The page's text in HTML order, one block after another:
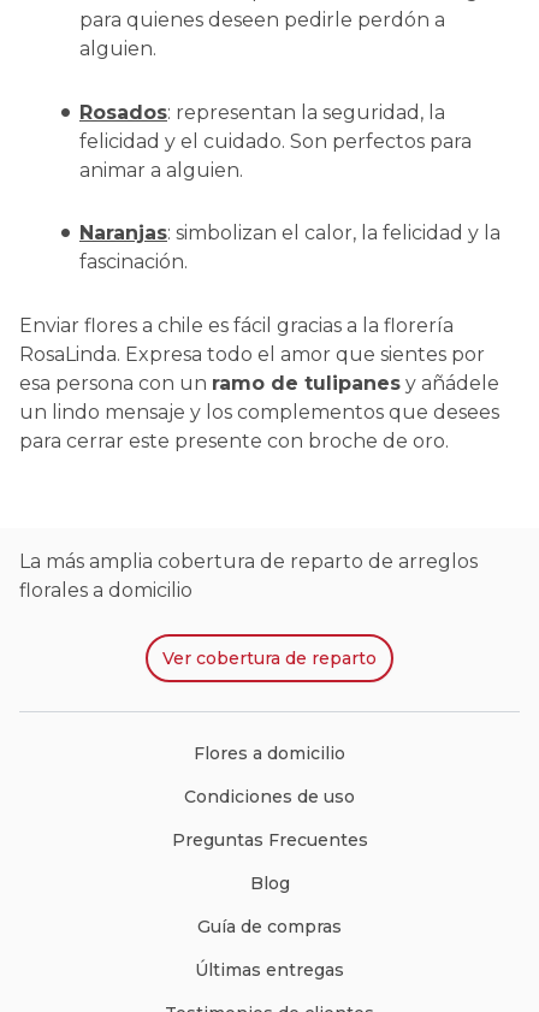
para quienes deseen pedirle perdón a
alguien.
Rosados: representan la seguridad, la
felicidad y el cuidado. Son perfectos para
animar a alguien.
Naranjas: simbolizan el calor, la felicidad y la
fascinación.
Enviar flores a chile es fácil gracias a la florería
RosaLinda. Expresa todo el amor que sientes por
esa persona con un ramo de tulipanes y añádele
un lindo mensaje y los complementos que desees
para cerrar este presente con broche de oro.
La más amplia cobertura de reparto de arreglos
florales a domicilio
Ver cobertura de reparto
Flores a domicilio
Condiciones de uso
Preguntas Frecuentes
Blog
Guía de compras
Últimas entregas